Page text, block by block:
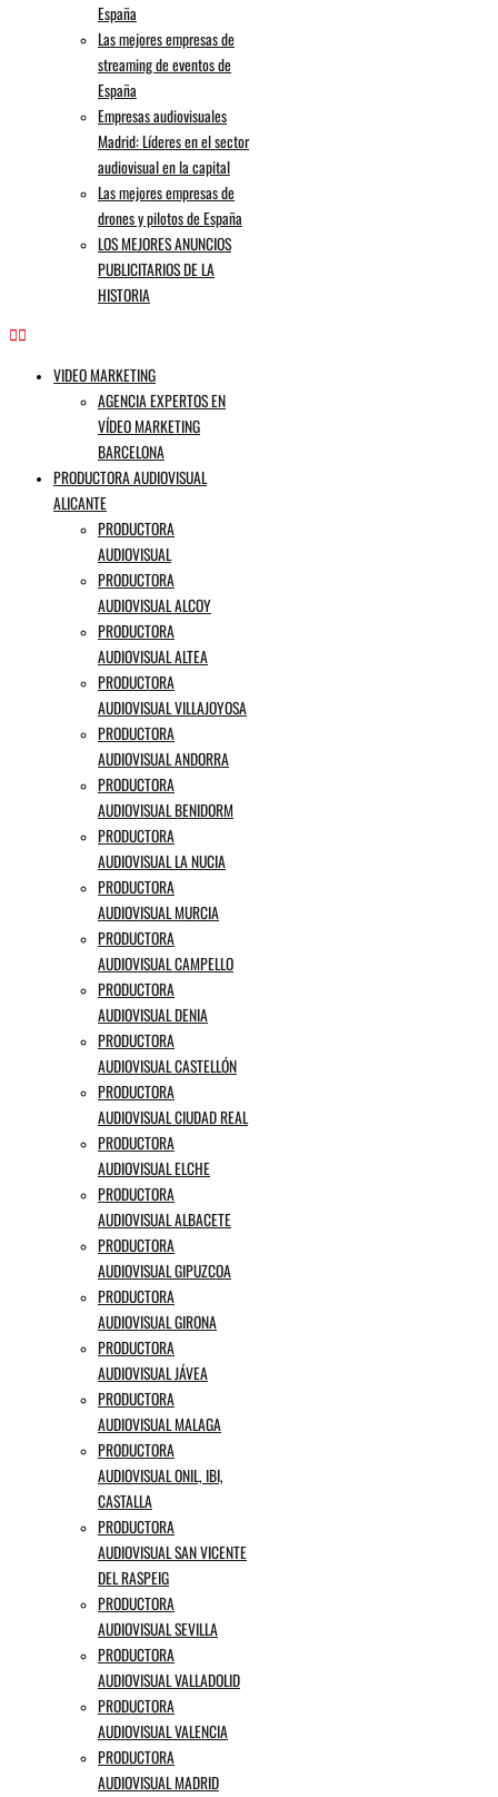
España
Las mejores empresas de
streaming de eventos de
España
Empresas audiovisuales
Madrid: Líderes en el sector
audiovisual en la capital
Las mejores empresas de
drones y pilotos de España
LOS MEJORES ANUNCIOS
PUBLICITARIOS DE LA
HISTORIA
VIDEO MARKETING
AGENCIA EXPERTOS EN
VÍDEO MARKETING
BARCELONA
PRODUCTORA AUDIOVISUAL
ALICANTE
PRODUCTORA
AUDIOVISUAL
PRODUCTORA
AUDIOVISUAL ALCOY
PRODUCTORA
AUDIOVISUAL ALTEA
PRODUCTORA
AUDIOVISUAL VILLAJOYOSA
PRODUCTORA
AUDIOVISUAL ANDORRA
PRODUCTORA
AUDIOVISUAL BENIDORM
PRODUCTORA
AUDIOVISUAL LA NUCIA
PRODUCTORA
AUDIOVISUAL MURCIA
PRODUCTORA
AUDIOVISUAL CAMPELLO
PRODUCTORA
AUDIOVISUAL DENIA
PRODUCTORA
AUDIOVISUAL CASTELLÓN
PRODUCTORA
AUDIOVISUAL CIUDAD REAL
PRODUCTORA
AUDIOVISUAL ELCHE
PRODUCTORA
AUDIOVISUAL ALBACETE
PRODUCTORA
AUDIOVISUAL GIPUZCOA
PRODUCTORA
AUDIOVISUAL GIRONA
PRODUCTORA
AUDIOVISUAL JÁVEA
PRODUCTORA
AUDIOVISUAL MALAGA
PRODUCTORA
AUDIOVISUAL ONIL, IBI,
CASTALLA
PRODUCTORA
AUDIOVISUAL SAN VICENTE
DEL RASPEIG
PRODUCTORA
AUDIOVISUAL SEVILLA
PRODUCTORA
AUDIOVISUAL VALLADOLID
PRODUCTORA
AUDIOVISUAL VALENCIA
PRODUCTORA
AUDIOVISUAL MADRID